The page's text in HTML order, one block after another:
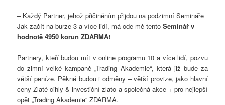
– Každý Partner, jehož přičiněním přijdou na podzimní Semináře
Jak začít na burze 3 a více lidí, má ode mě tentoSeminář v
hodnotě 4950 korun ZDARMA!
Partnery, kteří budou mít v online programu 10 a více lidí, pozvu
do zimní velké kampaně „Trading Akademie“, která již bude za
větší peníze. Pěkné budou i odměny – větší provize, jako hlavní
ceny Zlaté cihly & investiční zlato a společná akce + pro nejlepší
opět „Trading Akademie“ ZDARMA.